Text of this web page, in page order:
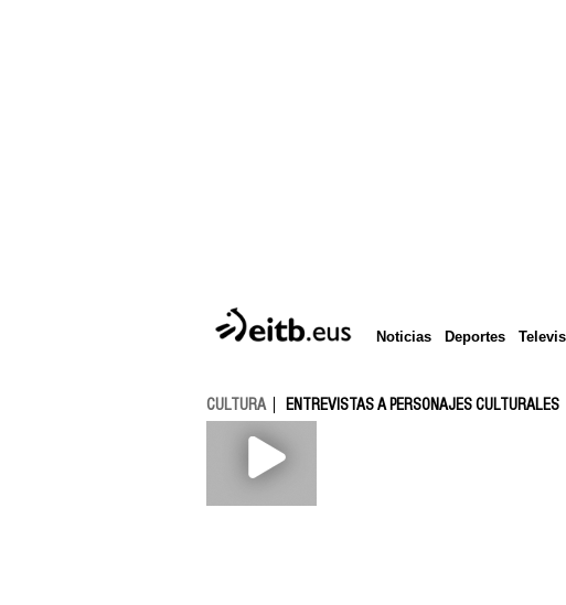
Noticias Deportes
CULTURA ENTREVISTAS A PERSONAJES CULTURALES